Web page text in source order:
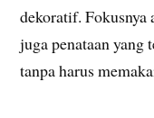
dekoratif. Fokusnya
juga penataan yang
tanpa harus